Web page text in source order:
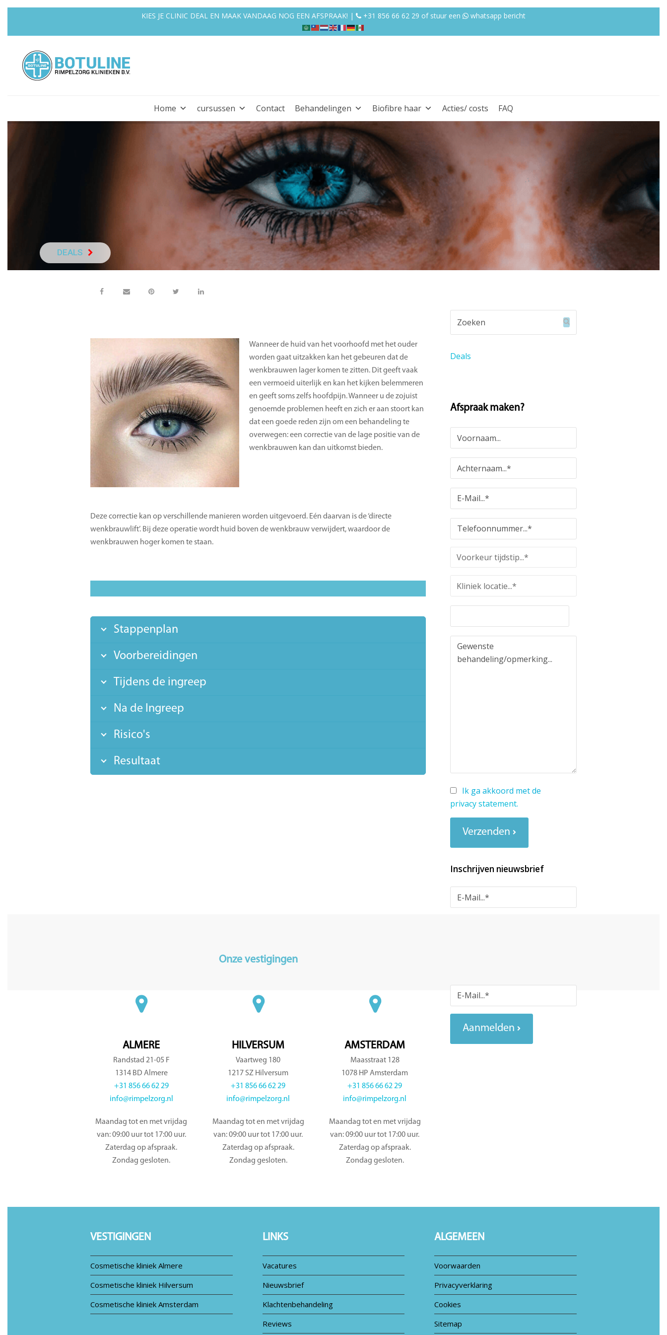
KIES JE CLINIC DEAL EN MAAK VANDAAG NOG EEN AFSPRAAK! | +31 856 66 62 29 of stuur een whatsapp bericht
Home cursussen Contact Behandelingen Biofibre haar Acties/ costs FAQ
NEEM DIRECT CONTACT OP!
DEALS
Wanneer de huid van het voorhoofd met het ouder
worden gaat uitzakken kan het gebeuren dat de
wenkbrauwen lager komen te zitten. Dit geeft vaak
een vermoeid uiterlijk en kan het kijken belemmeren
en geeft soms zelfs hoofdpijn. Wanneer u de zojuist
genoemde problemen heeft en zich er aan stoort kan
dat een goede reden zijn om een behandeling te
overwegen: een correctie van de lage positie van de
wenkbrauwen kan dan uitkomst bieden.
Deze correctie kan op verschillende manieren worden uitgevoerd. Eén daarvan is de ‘directe
wenkbrauwlift’. Bij deze operatie wordt huid boven de wenkbrauw verwijdert, waardoor de
wenkbrauwen hoger komen te staan.
Stappenplan
Voorbereidingen
Tijdens de ingreep
Na de Ingreep
Risico's
Resultaat
Onze vestigingen
ALMERE
Randstad 21-05 F
1314 BD Almere
+31 856 66 62 29
info@rimpelzorg.nl
Maandag tot en met vrijdag
van: 09:00 uur tot 17:00 uur.
Zaterdag op afspraak.
Zondag gesloten.
HILVERSUM
Vaartweg 180
1217 SZ Hilversum
+31 856 66 62 29
info@rimpelzorg.nl
Maandag tot en met vrijdag
van: 09:00 uur tot 17:00 uur.
Zaterdag op afspraak.
Zondag gesloten.
AMSTERDAM
Maasstraat 128
1078 HP Amsterdam
+31 856 66 62 29
info@rimpelzorg.nl
Maandag tot en met vrijdag
van: 09:00 uur tot 17:00 uur.
Zaterdag op afspraak.
Zondag gesloten.
Deals
Afspraak maken?
Ik ga akkoord met de
privacy statement.
Verzenden
Inschrijven nieuwsbrief
Aanmelden
VESTIGINGEN
Cosmetische kliniek Almere
Cosmetische kliniek Hilversum
Cosmetische kliniek Amsterdam
LINKS
Vacatures
Nieuwsbrief
Klachtenbehandeling
Reviews
ALGEMEEN
Voorwaarden
Privacyverklaring
Cookies
Sitemap